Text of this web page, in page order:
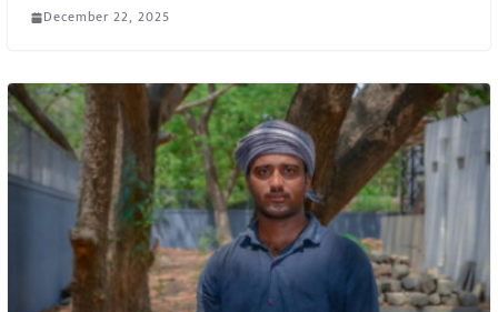
December 22, 2025